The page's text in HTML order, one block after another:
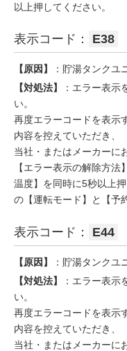
以上押してください。
表示コード： E38
【原因】
：貯湯タンクユ
【対処法】
：エラー表示
い。
再度エラーコードを表示
内容を控えていただき、
当社・またはメーカーに
【エラー表示の解除方
温度】を同時に5秒以上
の【運転モード】と【予
表示コード： E44
【原因】
：貯湯タンクユ
【対処法】
：エラー表示
い。
再度エラーコードを表示
内容を控えていただき、
当社・またはメーカーに